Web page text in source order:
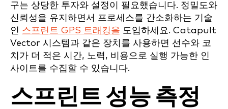
구는 상당한 투자와 설정이 필요했습니다. 정밀도와
신뢰성을 유지하면서 프로세스를 간소화하는 기술
인 스프린트 GPS 트래킹을 도입하세요. Catapult
Vector 시스템과 같은 장치를 사용하면 선수와 코
치가 더 적은 시간, 노력, 비용으로 실행 가능한 인
사이트를 수집할 수 있습니다.
스프린트 성능 측정